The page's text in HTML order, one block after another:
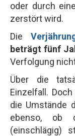
oder durch
zerstört wird.
Die
beträgt fünf
Verfolgung
Über die
Einzelfall.
die Umstände
ebenso, ob
(einschlägig)